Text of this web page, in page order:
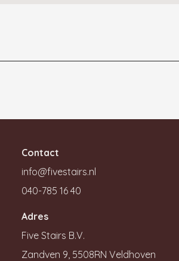
Contact
info@fivestairs.nl
040-785 16 40
Adres
Five Stairs B.V.
Zandven 9, 5508RN Veldhoven